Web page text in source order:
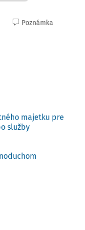
Poznámka
majetku pre
služby